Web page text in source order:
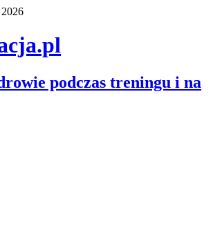
podczas treningu i na